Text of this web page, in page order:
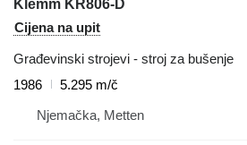
Klemm KR806-D
Cijena na upit
Građevinski strojevi - stroj za bušenje
1986
5.295 m/č
Njemačka, Metten